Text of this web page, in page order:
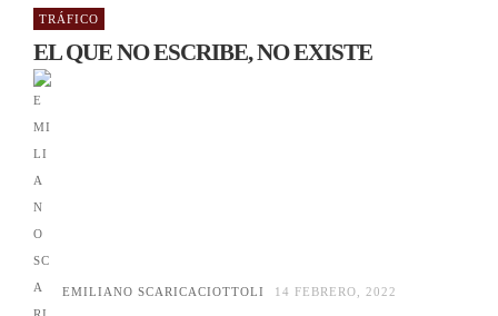
TRÁFICO
EL QUE NO ESCRIBE, NO EXISTE
EMILIANO SCARICACIOTTOLI 14 FEBRERO, 2022